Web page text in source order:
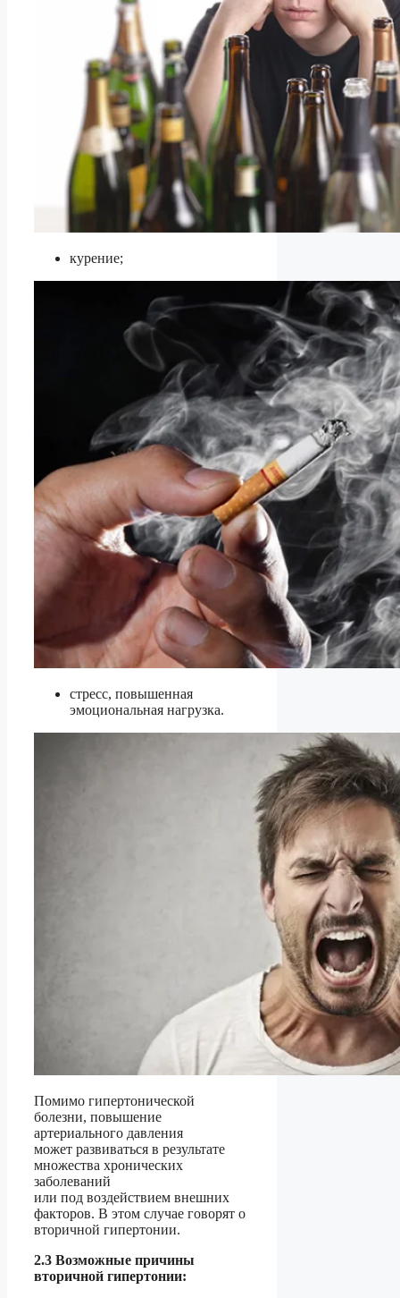
курение;
стресс, повышенная
эмоциональная нагрузка.
Помимо гипертонической
болезни, повышение
артериального давления
может развиваться в результате
множества хронических
заболеваний
или под воздействием внешних
факторов. В этом случае говорят о
вторичной гипертонии.
2.3 Возможные причины
вторичной гипертонии: